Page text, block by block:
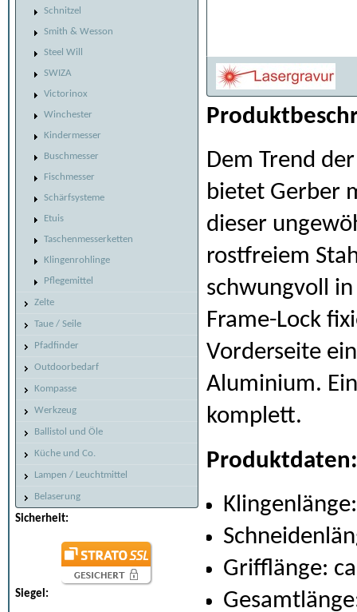
Schnitzel
Smith & Wesson
Steel Will
SWIZA
Victorinox
Winchester
Kindermesser
Buschmesser
Fischmesser
Schärfsysteme
Etuis
Taschenmesserketten
Klingenrohlinge
Pflegemittel
Zelte
Taue / Seile
Pfadfinder
Outdoorbedarf
Kompasse
Werkzeug
Ballistol und Öle
Küche und Co.
Lampen / Leuchtmittel
Belaserung
Sicherheit:
Siegel:
Dem Trend
bietet Gerber
dieser
rostfreiem
schwungvoll
Frame-Lock
Vorderseite
Aluminium.
komplett.
Produktdaten:
Grifflänge: